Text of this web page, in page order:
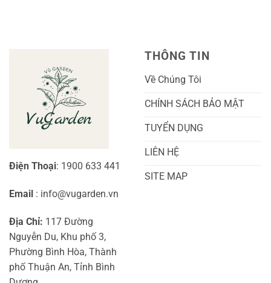
Cho
Người
Mới
Bắt
Đầu
Chi
Tiết
Và
Toàn
Diện
Điện Thoại: 1900 633 441
Email : info@vugarden.vn
Địa Chỉ: 117 Đường
Nguyễn Du, Khu phố 3,
Phường Bình Hòa, Thành
phố Thuận An, Tỉnh Bình
THÔNG TIN
Về Chúng Tôi
CHÍNH SÁCH BẢO MẬT
TUYỂN DỤNG
LIÊN HỆ
SITE MAP